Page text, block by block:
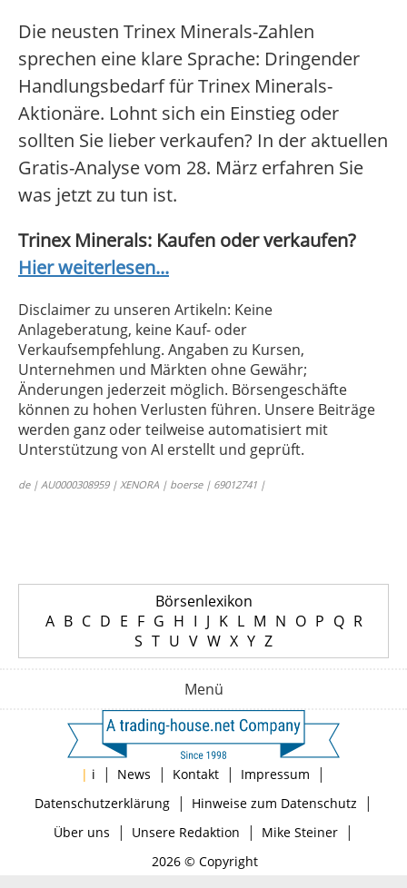
Die neusten Trinex Minerals-Zahlen
sprechen eine klare Sprache: Dringender
Handlungsbedarf für Trinex Minerals-
Aktionäre. Lohnt sich ein Einstieg oder
sollten Sie lieber verkaufen? In der aktuellen
Gratis-Analyse vom 28. März erfahren Sie
was jetzt zu tun ist.
Trinex Minerals: Kaufen oder verkaufen?
Hier weiterlesen...
Disclaimer zu unseren Artikeln: Keine
Anlageberatung, keine Kauf- oder
Verkaufsempfehlung. Angaben zu Kursen,
Unternehmen und Märkten ohne Gewähr;
Änderungen jederzeit möglich. Börsengeschäfte
können zu hohen Verlusten führen. Unsere Beiträge
werden ganz oder teilweise automatisiert mit
Unterstützung von AI erstellt und geprüft.
de | AU0000308959 | XENORA | boerse | 69012741 |
Börsenlexikon
A B C D E F G H I J K L M N O P Q R
S T U V W X Y Z
Menü
| i | News | Kontakt | Impressum |
Datenschutzerklärung| Hinweise zum Datenschutz |
Über uns | Unsere Redaktion | Mike Steiner|
2026 © Copyright